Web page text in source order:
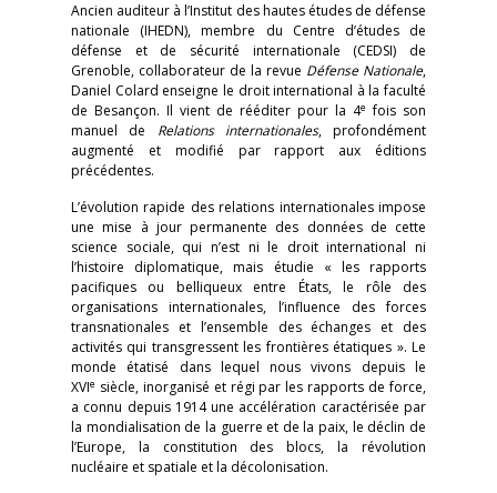
Ancien auditeur à l’Institut des hautes études de défense
nationale (IHEDN), membre du Centre d’études de
défense et de sécurité internationale (CEDSI) de
Grenoble, collaborateur de la revue Défense Nationale,
Daniel Colard enseigne le droit international à la faculté
de Besançon. Il vient de rééditer pour la 4e fois son
manuel de Relations internationales, profondément
augmenté et modifié par rapport aux éditions
précédentes.
L’évolution rapide des relations internationales impose
une mise à jour permanente des données de cette
science sociale, qui n’est ni le droit international ni
l’histoire diplomatique, mais étudie « les rapports
pacifiques ou belliqueux entre États, le rôle des
organisations internationales, l’influence des forces
transnationales et l’ensemble des échanges et des
activités qui transgressent les frontières étatiques ». Le
monde étatisé dans lequel nous vivons depuis le
XVIe siècle, inorganisé et régi par les rapports de force,
a connu depuis 1914 une accélération caractérisée par
la mondialisation de la guerre et de la paix, le déclin de
l’Europe, la constitution des blocs, la révolution
nucléaire et spatiale et la décolonisation.